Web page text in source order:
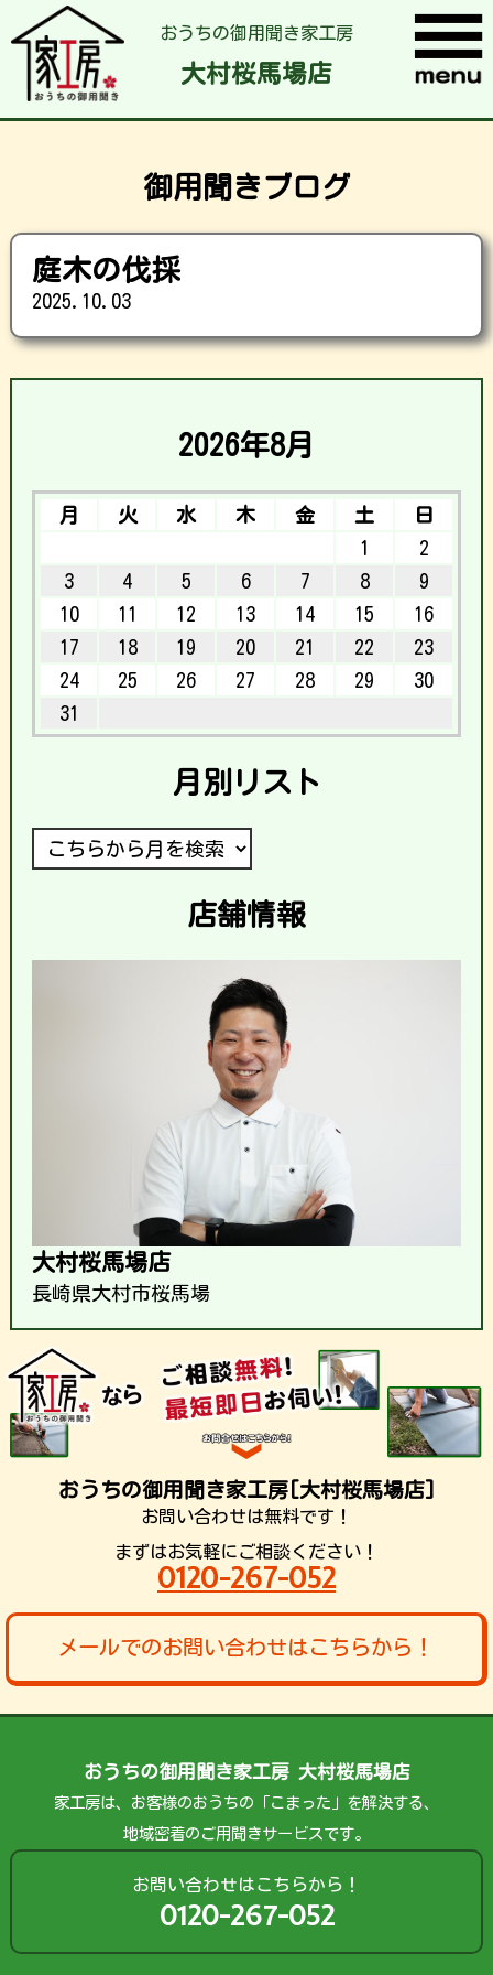
おうちの御用聞き家工房
大村桜馬場店
御用聞きブログ
庭木の伐採
2025.10.03
2026年8月
月 火 水 木 金 土
日
1
2
3
4 5 6 7 8
9
10
11 12 13 14 15
16
17
18 19 20 21 22
23
24
25 26 27 28 29
30
31
月別リスト
店舗情報
大村桜馬場店
長崎県大村市桜馬場
おうちの御用聞き家工房[大村桜馬場店]
お問い合わせは無料です！
まずはお気軽にご相談ください！
0120-267-052
メールでのお問い合わせはこちらから！
おうちの御用聞き家工房 大村桜馬場店
家工房は、お客様のおうちの「こまった」を解決する、
地域密着のご用聞きサービスです。
お問い合わせはこちらから！
0120-267-052